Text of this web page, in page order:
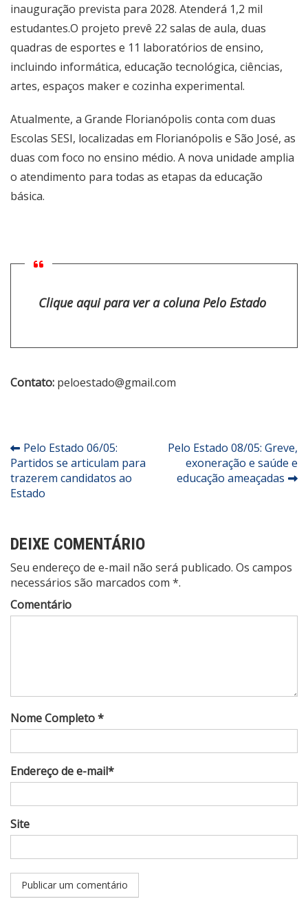
inauguração prevista para 2028. Atenderá 1,2 mil
estudantes.O projeto prevê 22 salas de aula, duas
quadras de esportes e 11 laboratórios de ensino,
incluindo informática, educação tecnológica, ciências,
artes, espaços maker e cozinha experimental.
Atualmente, a Grande Florianópolis conta com duas
Escolas SESI, localizadas em Florianópolis e São José, as
duas com foco no ensino médio. A nova unidade amplia
o atendimento para todas as etapas da educação
básica.
Clique aqui para ver a coluna Pelo Estado
Contato: peloestado@gmail.com
Navegação
de
Post
Pelo Estado 06/05:
Partidos se articulam para
trazerem candidatos ao
Estado
Pelo Estado 08/05: Greve,
exoneração e saúde e
educação ameaçadas
DEIXE COMENTÁRIO
Seu endereço de e-mail não será publicado. Os campos
necessários são marcados com *.
Comentário
Nome Completo *
Endereço de e-mail*
Site